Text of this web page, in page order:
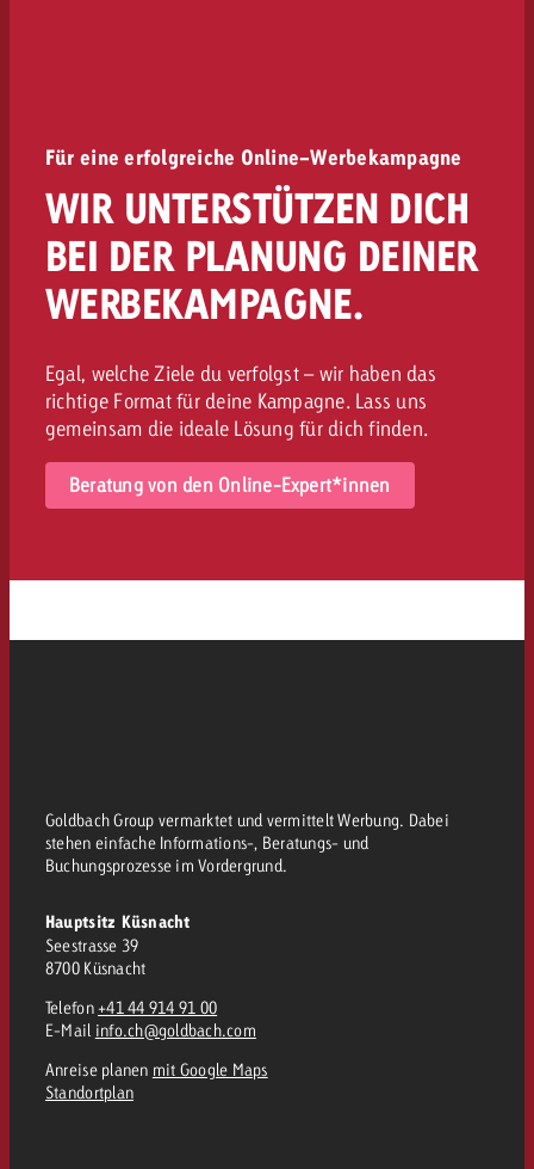
Für eine erfolgreiche Online-Werbekampagne
WIR UNTERSTÜTZEN DICH
BEI DER PLANUNG DEINER
WERBEKAMPAGNE.
Egal, welche Ziele du verfolgst – wir haben das
richtige Format für deine Kampagne. Lass uns
gemeinsam die ideale Lösung für dich finden.
Beratung von den Online-Expert*innen
Goldbach Group vermarktet und vermittelt Werbung. Dabei
stehen einfache Informations-, Beratungs- und
Buchungsprozesse im Vordergrund.
Hauptsitz Küsnacht
Seestrasse 39
8700 Küsnacht
Telefon +41 44 914 91 00
E-Mail info.ch@goldbach.com
Anreise planen mit Google Maps
Standortplan